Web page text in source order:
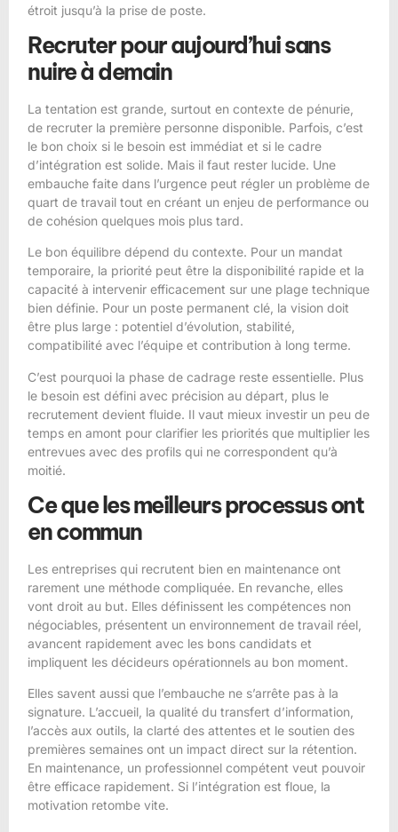
étroit jusqu’à la prise de poste.
Recruter pour aujourd’hui sans
nuire à demain
La tentation est grande, surtout en contexte de pénurie,
de recruter la première personne disponible. Parfois, c’est
le bon choix si le besoin est immédiat et si le cadre
d’intégration est solide. Mais il faut rester lucide. Une
embauche faite dans l’urgence peut régler un problème de
quart de travail tout en créant un enjeu de performance ou
de cohésion quelques mois plus tard.
Le bon équilibre dépend du contexte. Pour un mandat
temporaire , la priorité peut être la disponibilité rapide et la
capacité à intervenir efficacement sur une plage technique
bien définie. Pour un poste permanent clé, la vision doit
être plus large : potentiel d’évolution, stabilité,
compatibilité avec l’équipe et contribution à long terme.
C’est pourquoi la phase de cadrage reste essentielle. Plus
le besoin est défini avec précision au départ, plus le
recrutement devient fluide. Il vaut mieux investir un peu de
temps en amont pour clarifier les priorités que multiplier les
entrevues avec des profils qui ne correspondent qu’à
moitié.
Ce que les meilleurs processus ont
en commun
Les entreprises qui recrutent bien en maintenance ont
rarement une méthode compliquée. En revanche, elles
vont droit au but. Elles définissent les compétences non
négociables, présentent un environnement de travail réel,
avancent rapidement avec les bons candidats et
impliquent les décideurs opérationnels au bon moment.
Elles savent aussi que l’embauche ne s’arrête pas à la
signature. L’accueil, la qualité du transfert d’information,
l’accès aux outils, la clarté des attentes et le soutien des
premières semaines ont un impact direct sur la rétention.
En maintenance, un professionnel compétent veut pouvoir
être efficace rapidement. Si l’intégration est floue, la
motivation retombe vite.